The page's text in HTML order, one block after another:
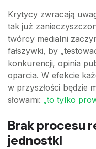
Krytycy zwracają
tak już
twórcy medialni
fałszywki, by
konkurencji, opinia
oparcia. W efekcie
w przyszłości będzie
słowami: „to tylko
Brak procesu
jednostki